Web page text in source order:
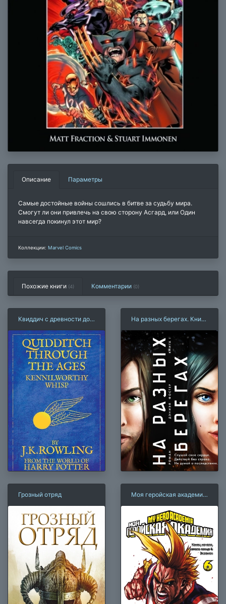
Описание Параметры
Самые достойные войны сошлись в битве за судьбу мира.
Смогут ли они привлечь на свою сторону Асгард, или Один
навсегда покинул этот мир?
Коллекции: Marvel Comics
Похожие книги (4) Комментарии (0)
Квиддич с древности до
На разных берегах. Книга
Грозный отряд
Моя геройская академия.
начало конца. Экзамен